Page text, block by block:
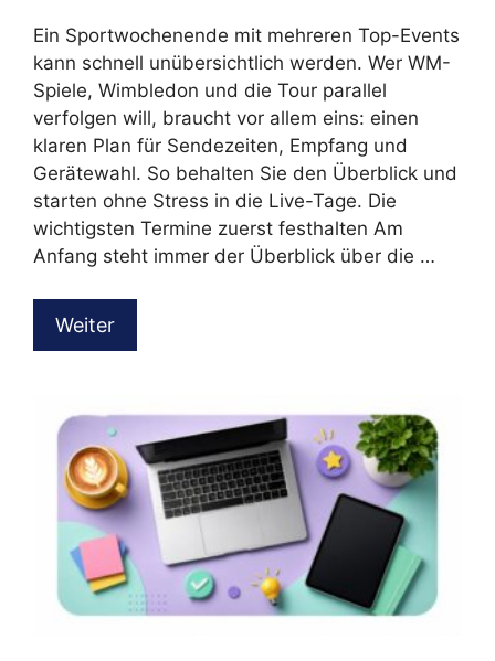
Ein Sportwochenende mit mehreren Top-Events
kann schnell unübersichtlich werden. Wer WM-
Spiele, Wimbledon und die Tour parallel
verfolgen will, braucht vor allem eins: einen
klaren Plan für Sendezeiten, Empfang und
Gerätewahl. So behalten Sie den Überblick und
starten ohne Stress in die Live-Tage. Die
wichtigsten Termine zuerst festhalten Am
Anfang steht immer der Überblick über die …
Weiter